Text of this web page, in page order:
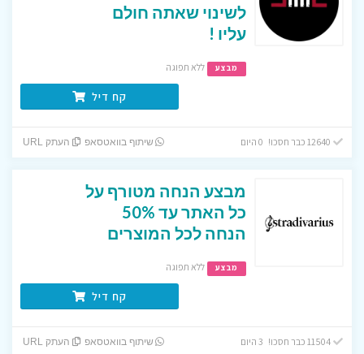
לשינוי שאתה חולם
עליו !
מבצע ללא תפוגה
קח דיל
שיתוף בוואטסאפ העתק URL
מבצע הנחה מטורף על
כל האתר עד 50%
הנחה לכל המוצרים
מבצע ללא תפוגה
קח דיל
11504 כבר חסכו! 3 היום שיתוף בוואטסאפ העתק URL